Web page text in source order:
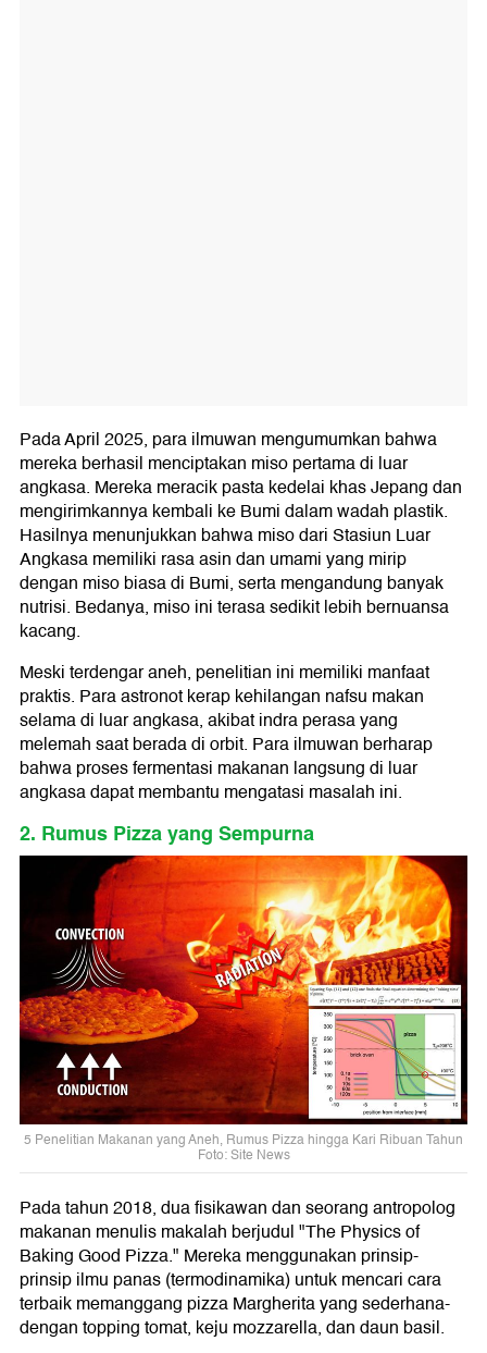
Pada April 2025, para ilmuwan mengumumkan bahwa
mereka berhasil menciptakan miso pertama di luar
angkasa. Mereka meracik pasta kedelai khas Jepang dan
mengirimkannya kembali ke Bumi dalam wadah plastik.
Hasilnya menunjukkan bahwa miso dari Stasiun Luar
Angkasa memiliki rasa asin dan umami yang mirip
dengan miso biasa di Bumi, serta mengandung banyak
nutrisi. Bedanya, miso ini terasa sedikit lebih bernuansa
kacang.
Meski terdengar aneh, penelitian ini memiliki manfaat
praktis. Para astronot kerap kehilangan nafsu makan
selama di luar angkasa, akibat indra perasa yang
melemah saat berada di orbit. Para ilmuwan berharap
bahwa proses fermentasi makanan langsung di luar
angkasa dapat membantu mengatasi masalah ini.
2. Rumus Pizza yang Sempurna
5 Penelitian Makanan yang Aneh, Rumus Pizza hingga Kari Ribuan Tahun
Foto: Site News
Pada tahun 2018, dua fisikawan dan seorang antropolog
makanan menulis makalah berjudul "The Physics of
Baking Good Pizza." Mereka menggunakan prinsip-
prinsip ilmu panas (termodinamika) untuk mencari cara
terbaik memanggang pizza Margherita yang sederhana-
dengan topping tomat, keju mozzarella, dan daun basil.